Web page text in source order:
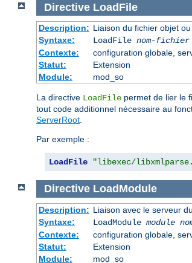
Directive LoadFile
Description: Liaison du fichier objet
Syntaxe:
LoadFile nom-fichier
Contexte:
configuration globale,
Statut:
Extension
Module:
mod_so
La directive LoadFile permet de lier le
tout code additionnel nécessaire au
ServerRoot.
Par exemple :
LoadFile "libexec/
Directive LoadModule
Description: Liaison avec le serveur
Syntaxe:
LoadModule module
Contexte:
configuration globale,
Statut:
Extension
Module:
mod_so